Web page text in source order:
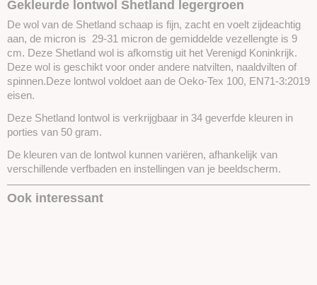
Gekleurde lontwol Shetland legergroen
De wol van de Shetland schaap is fijn, zacht en voelt zijdeachtig
aan, de micron is 29-31 micron de gemiddelde vezellengte is 9
cm. Deze Shetland wol is afkomstig uit het Verenigd Koninkrijk.
Deze wol is geschikt voor onder andere natvilten, naaldvilten of
spinnen.Deze lontwol voldoet aan de Oeko-Tex 100, EN71-3:2019
eisen.
Deze Shetland lontwol is verkrijgbaar in 34 geverfde kleuren in
porties van 50 gram.
De kleuren van de lontwol kunnen variëren, afhankelijk van
verschillende verfbaden en instellingen van je beeldscherm.
Ook interessant